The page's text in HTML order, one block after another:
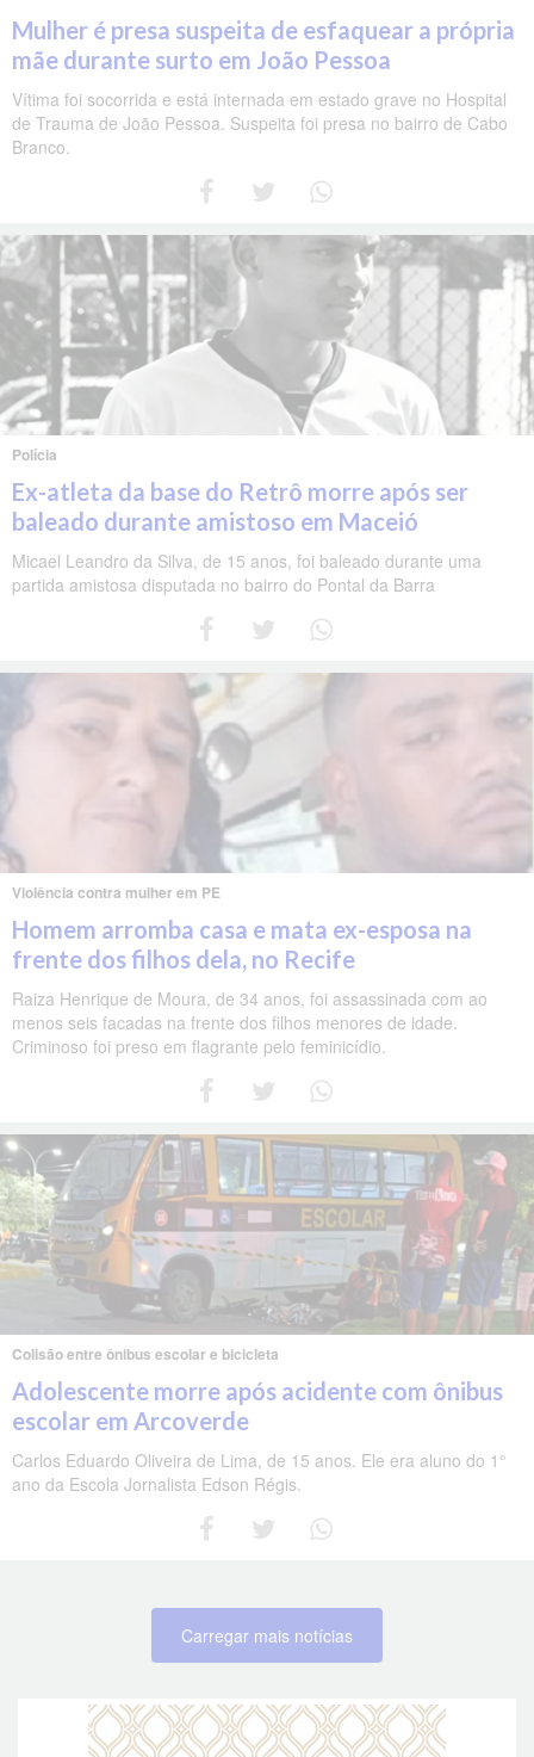
Mulher é presa suspeita de esfaquear a própria
mãe durante surto em João Pessoa
Vítima foi socorrida e está internada em estado grave no Hospital
de Trauma de João Pessoa. Suspeita foi presa no bairro de Cabo
Branco.
Polícia
Ex-atleta da base do Retrô morre após ser
baleado durante amistoso em Maceió
Micael Leandro da Silva, de 15 anos, foi baleado durante uma
partida amistosa disputada no bairro do Pontal da Barra
Violência contra mulher em PE
Homem arromba casa e mata ex-esposa na
frente dos filhos dela, no Recife
Raiza Henrique de Moura, de 34 anos, foi assassinada com ao
menos seis facadas na frente dos filhos menores de idade.
Criminoso foi preso em flagrante pelo feminicídio.
Colisão entre ônibus escolar e bicicleta
Adolescente morre após acidente com ônibus
escolar em Arcoverde
Carlos Eduardo Oliveira de Lima, de 15 anos. Ele era aluno do 1°
ano da Escola Jornalista Edson Régis.
Carregar mais notícias